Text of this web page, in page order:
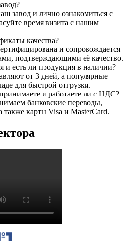
завод и лично ознакомиться с
время визита с нашим
качества?
и сопровождается
подтверждающими её качество.
и есть ли продукция в наличии?
от 3 дней, а популярные
для быстрой отгрузки.
и работаете ли с НДС?
банковские переводы,
карты Visa и MasterCard.